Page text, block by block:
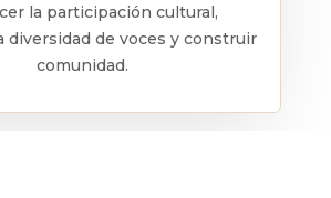
la participación cultural,
diversidad de voces y construir
comunidad.